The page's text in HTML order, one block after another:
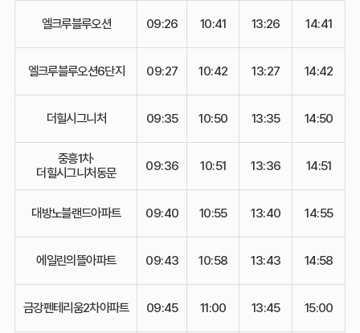
엘크루블루오션 09:26 10:41 13:26 14:41
엘크루블루오션6단지 09:27 10:42 13:27 14:42
더힐시그니처 09:35 10:50 13:35 14:50
중흥1차·
더힐시그니처동문
09:36 10:51 13:36 14:51
대방노블랜드아파트 09:40 10:55 13:40 14:55
에일린의뜰아파트 09:43 10:58 13:43 14:58
금강펜테리움2차아파트 09:45 11:00 13:45 15:00